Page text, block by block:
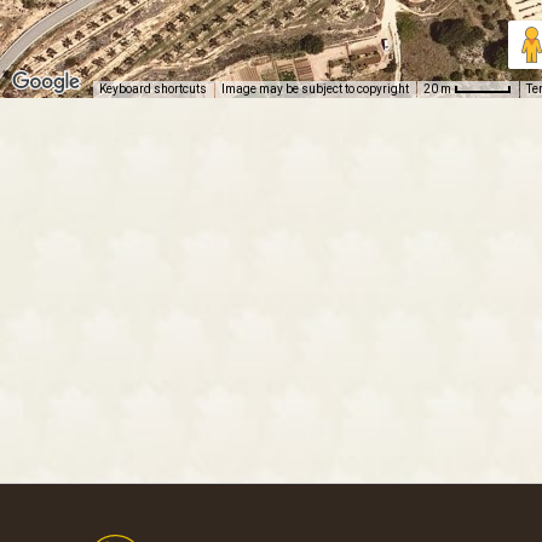
Keyboard shortcuts Image may be subject to copyright 20 m